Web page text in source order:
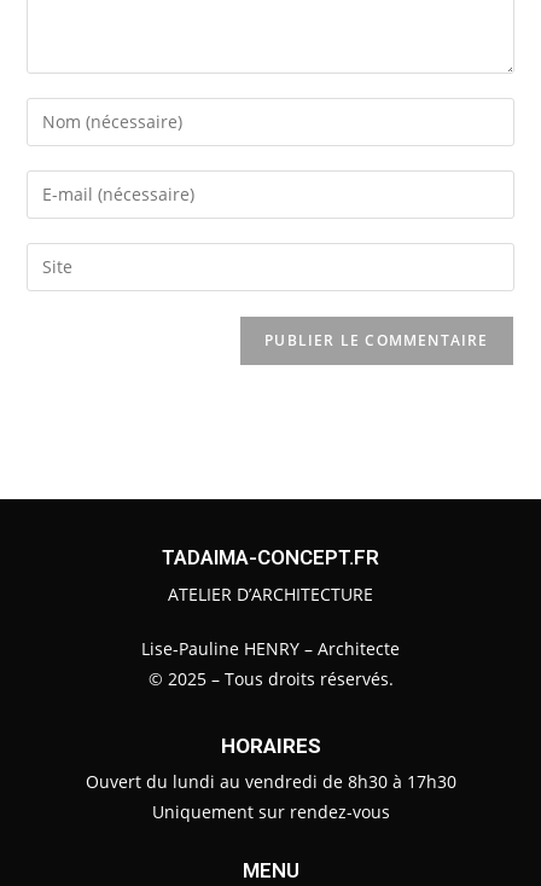
TADAIMA-CONCEPT.FR
ATELIER D’ARCHITECTURE
Lise-Pauline HENRY – Architecte
© 2025 – Tous droits réservés.
HORAIRES
Ouvert du lundi au vendredi de 8h30 à 17h30
Uniquement sur rendez-vous
MENU